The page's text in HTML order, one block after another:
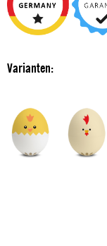
Varianten: